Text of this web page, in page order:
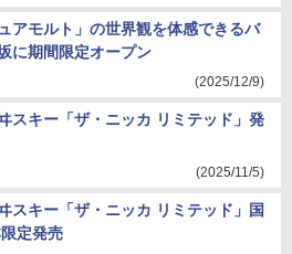
アモルト」の世界観を体感できるバ
に期間限定オープン
(2025/12/9)
スキー「ザ・ニッカ リミテッド」発
(2025/11/5)
スキー「ザ・ニッカ リミテッド」国
定発売